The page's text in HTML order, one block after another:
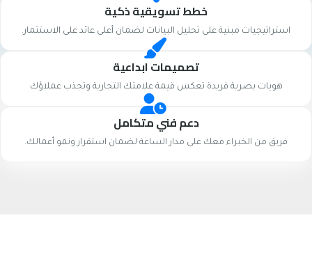
خطط تسويقية ذكية
استراتيجيات مبنية على تحليل البيانات لضمان أعلى عائد على الاستثمار.
تصميمات ابداعية
هويات بصرية فريدة تعكس قيمة علامتك التجارية وتجذب عملاؤك
دعم فني متكامل
فريق من الخبراء معك على مدار الساعة لضمان استقرار ونمو أعمالك.